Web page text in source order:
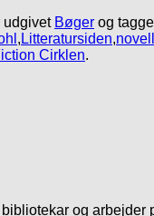
udgivet Bøger og
, Litteratursiden,
Cirklen.
og arbejder